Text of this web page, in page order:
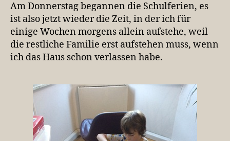
Am Donnerstag begannen die Schulferien, es
ist also jetzt wieder die Zeit, in der ich für
einige Wochen morgens allein aufstehe, weil
die restliche Familie erst aufstehen muss, wenn
ich das Haus schon verlassen habe.